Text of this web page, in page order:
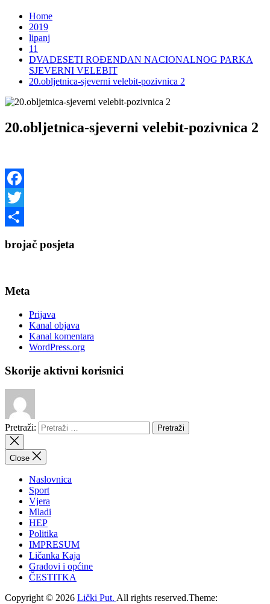
Home
2019
lipanj
11
DVADESETI ROĐENDAN NACIONALNOG PARKA
SJEVERNI VELEBIT
20.obljetnica-sjeverni velebit-pozivnica 2
20.obljetnica-sjeverni velebit-pozivnica 2
Facebook
Twitter
brojač posjeta
Meta
Prijava
Kanal objava
Kanal komentara
WordPress.org
Skorije aktivni korisnici
Pretraži:
Close
Naslovnica
Sport
Vjera
Mladi
HEP
Politika
IMPRESUM
Ličanka Kaja
Gradovi i općine
ČESTITKA
Copyright © 2026 Lički Put. All rights reserved.Theme: